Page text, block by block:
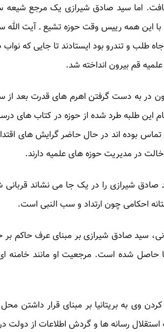
اما سید صادق شیرازی یک مرجع
این همه رییس وقت حوزه تشیع ـ آیت
طلب و تندرو بود ایستادند تا جایی که
قم بیرون انداخته شد.
این طلبه طرد شده از حوزه در کتاب های
تماس بوده اند در حال حاضر گرایش های
در مدیریت حوزه های علمیه دارند.
صادق شیرازی را در یک جا می نشاند
احکامی چون ارتداد و سب النبی است.
سید صادق شیرازی بر مبنای عرف حاکم
حاصل شده است. مرجعیت او مانند
وی به بریتانیا بر مبنای قرار داشتن
رسانه ها و گردش اطلاعات از دولت